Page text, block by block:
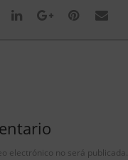
electrónico no será publicada.